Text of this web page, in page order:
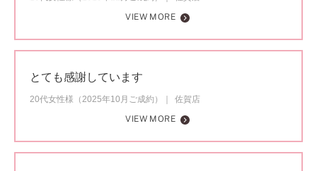
VIEW MORE
とても感謝しています
20代女性様（2025年10月ご成約）
佐賀店
VIEW MORE